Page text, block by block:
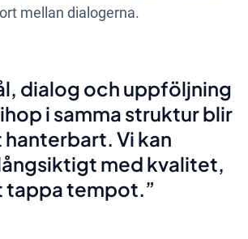
mellan dialogerna.
dialog och uppföljning
i samma struktur blir
Vi kan
med kvalitet,
tappa tempot.